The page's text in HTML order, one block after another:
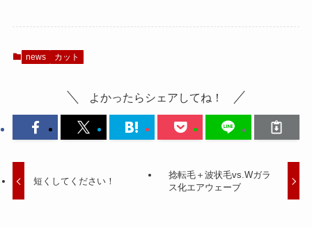
news カット
よかったらシェアしてね！
短くしてください！
捻転毛＋波状毛vs.Wガラ
ス化エアウェーブ